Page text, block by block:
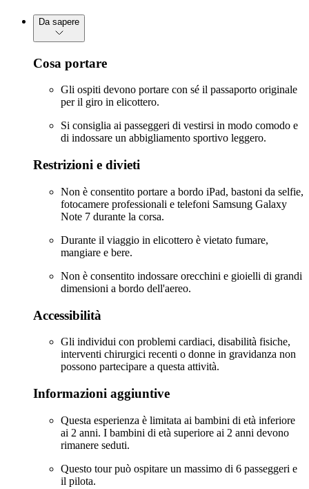
Da sapere
Cosa portare
Gli ospiti devono portare con sé il passaporto originale
per il giro in elicottero.
Si consiglia ai passeggeri di vestirsi in modo comodo e
di indossare un abbigliamento sportivo leggero.
Restrizioni e divieti
Non è consentito portare a bordo iPad, bastoni da selfie,
fotocamere professionali e telefoni Samsung Galaxy
Note 7 durante la corsa.
Durante il viaggio in elicottero è vietato fumare,
mangiare e bere.
Non è consentito indossare orecchini e gioielli di grandi
dimensioni a bordo dell'aereo.
Accessibilità
Gli individui con problemi cardiaci, disabilità fisiche,
interventi chirurgici recenti o donne in gravidanza non
possono partecipare a questa attività.
Informazioni aggiuntive
Questa esperienza è limitata ai bambini di età inferiore
ai 2 anni. I bambini di età superiore ai 2 anni devono
rimanere seduti.
Questo tour può ospitare un massimo di 6 passeggeri e
il pilota.